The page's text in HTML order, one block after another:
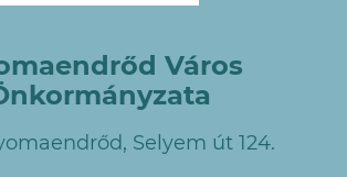
Város
Selyem út 124.